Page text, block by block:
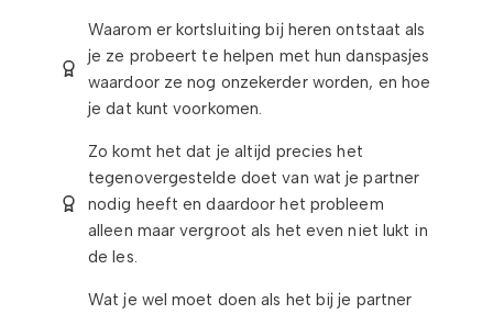
Waarom er kortsluiting bij heren ontstaat als
je ze probeert te helpen met hun danspasjes
waardoor ze nog onzekerder worden, en hoe
je dat kunt voorkomen.
Zo komt het dat je altijd precies het
tegenovergestelde doet van wat je partner
nodig heeft en daardoor het probleem
alleen maar vergroot als het even niet lukt in
de les.
Wat je wel moet doen als het bij je partner